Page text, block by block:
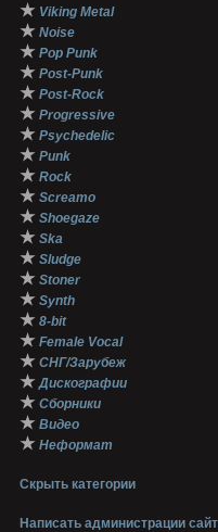
★ Viking Metal
★ Noise
★ Pop Punk
★ Post-Punk
★ Post-Rock
★ Progressive
★ Psychedelic
★ Punk
★ Rock
★ Screamo
★ Shoegaze
★ Ska
★ Sludge
★ Stoner
★ Synth
★ 8-bit
★ Female Vocal
★ СНГ/Зарубеж
★ Дискографии
★ Сборники
★ Видео
★ Неформат
Скрыть категории
Написать администрации